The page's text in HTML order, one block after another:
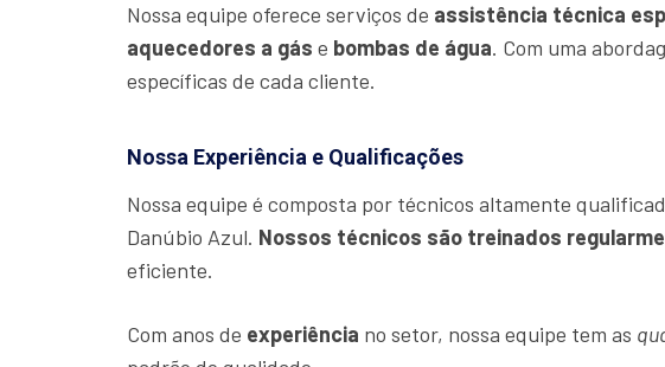
Nossa equipe oferece serviços de assistência técnica
aquecedores a gás e bombas de água. Com uma
específicas de cada cliente.
Nossa Experiência e Qualificações
Nossa equipe é composta por técnicos altamente
Danúbio Azul. Nossos técnicos são treinados
eficiente.
Com anos de experiência no setor, nossa equipe tem as